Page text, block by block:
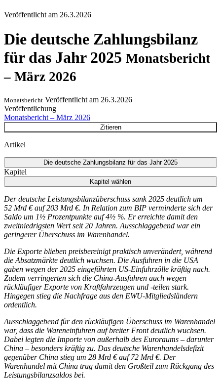
Veröffentlicht am 26.3.2026
Die deutsche Zahlungsbilanz
für das Jahr 2025 Monatsbericht
– März 2026
Monatsbericht Veröffentlicht am 26.3.2026
Veröffentlichung
Monatsbericht – März 2026
Zitieren
Artikel
Die deutsche Zahlungsbilanz für das Jahr 2025
Kapitel
Kapitel wählen
Der deutsche Leistungsbilanzüberschuss sank 2025 deutlich um
52 Mrd € auf 203 Mrd €. In Relation zum BIP verminderte sich der
Saldo um 1½ Prozentpunkte auf 4½ %. Er erreichte damit den
zweitniedrigsten Wert seit 20 Jahren. Ausschlaggebend war ein
geringerer Überschuss im Warenhandel.
Die Exporte blieben preisbereinigt praktisch unverändert, während
die Absatzmärkte deutlich wuchsen. Die Ausfuhren in die USA
gaben wegen der 2025 eingeführten US-Einfuhrzölle kräftig nach.
Zudem verringerten sich die China-Ausfuhren auch wegen
rückläufiger Exporte von Kraftfahrzeugen und -teilen stark.
Hingegen stieg die Nachfrage aus den EWU-Mitgliedsländern
ordentlich.
Ausschlaggebend für den rückläufigen Überschuss im Warenhandel
war, dass die Wareneinfuhren auf breiter Front deutlich wuchsen.
Dabei legten die Importe von außerhalb des Euroraums – darunter
China – besonders kräftig zu. Das deutsche Warenhandelsdefizit
gegenüber China stieg um 28 Mrd € auf 72 Mrd €. Der
Warenhandel mit China trug damit den Großteil zum Rückgang des
Leistungsbilanzsaldos bei.